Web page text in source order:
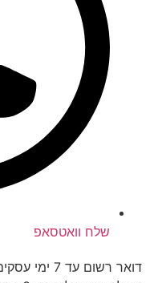
שלח וואטסאפ
דואר רשום עד 7 ימי עסקים